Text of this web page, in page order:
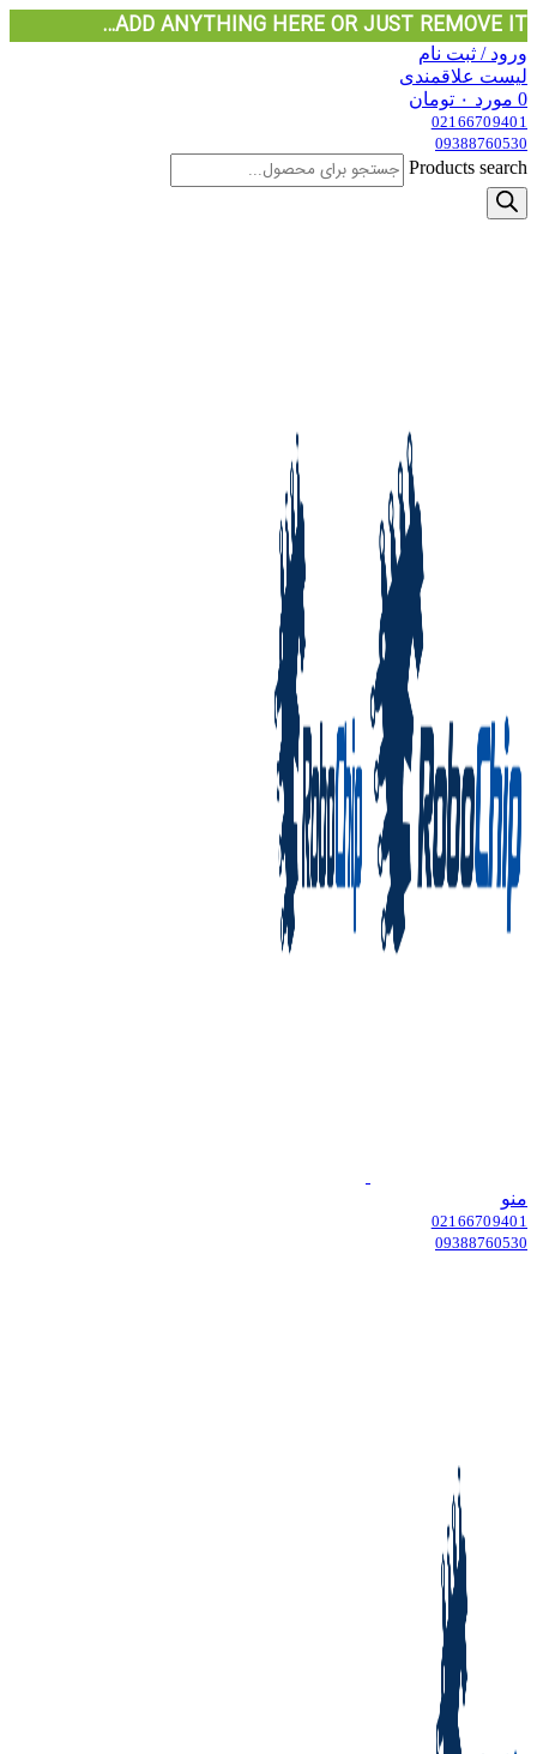
ADD ANYTHING HERE OR JUST REMOVE IT…
ورود / ثبت نام
لیست علاقمندی
0 مورد ۰ تومان
02166709401
09388760530
Products search
منو
02166709401
09388760530